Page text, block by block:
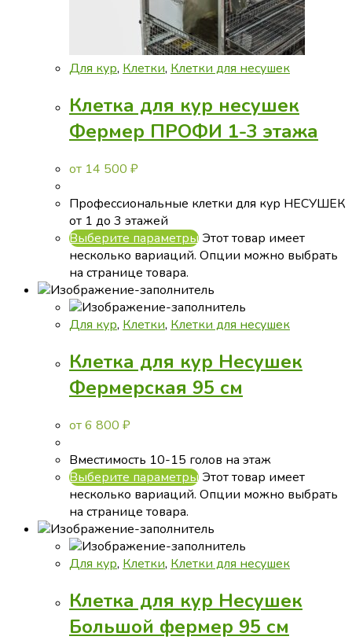
Для кур, Клетки, Клетки для несушек
Клетка для кур несушек
Фермер ПРОФИ 1-3 этажа
от 14 500 ₽
Профессиональные клетки для кур НЕСУШЕК
от 1 до 3 этажей
Выберите параметры Этот товар имеет
несколько вариаций. Опции можно выбрать
на странице товара.
Для кур, Клетки, Клетки для несушек
Клетка для кур Несушек
Фермерская 95 см
от6 800 ₽
Вместимость 10-15 голов на этаж
Выберите параметры Этот товар имеет
несколько вариаций. Опции можно выбрать
на странице товара.
Для кур, Клетки, Клетки для несушек
Клетка для кур Несушек
Большой фермер 95 см